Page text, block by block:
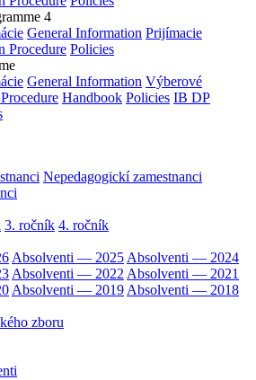
4
General Information Prijímacie
Procedure Policies
General Information Výberové
Handbook Policies IB DP
Nepedagogickí zamestnanci
3. ročník 4. ročník
Absolventi — 2025Absolventi — 2024
Absolventi — 2022Absolventi — 2021
Absolventi — 2019Absolventi — 2018
zboru